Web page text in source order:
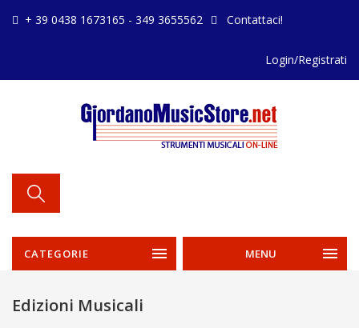
+ 39 0438 1673165 - 349 3655562 Contattaci!
Login/Registrati
CATEGORIE MENU
Edizioni Musicali